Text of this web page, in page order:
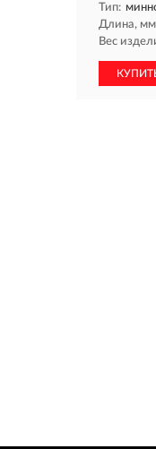
Тип:
Длина,
Вес